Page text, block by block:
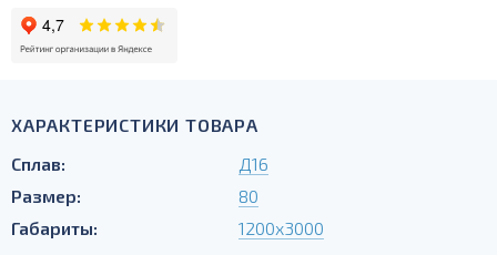
ХАРАКТЕРИСТИКИ ТОВАРА
Сплав:
Д16
Размер:
80
Габариты:
1200х3000